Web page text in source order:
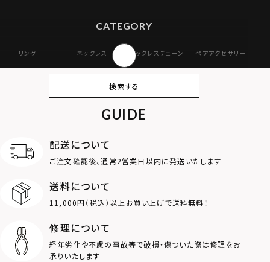
CATEGORY
リング ネックレス ネックレスチェーン ペアアクセサリー
オンラインストア
ギフトボックス
MOTIF
ダブルリング
ロゴ
検索する
GUIDE
配送について
ご注文確認後、通常2営業日以内に発送いたします
送料について
11,000円（税込）以上お買い上げで送料無料！
修理について
経年劣化や不慮の事故等で破損・傷ついた際は修理をお
承りいたします